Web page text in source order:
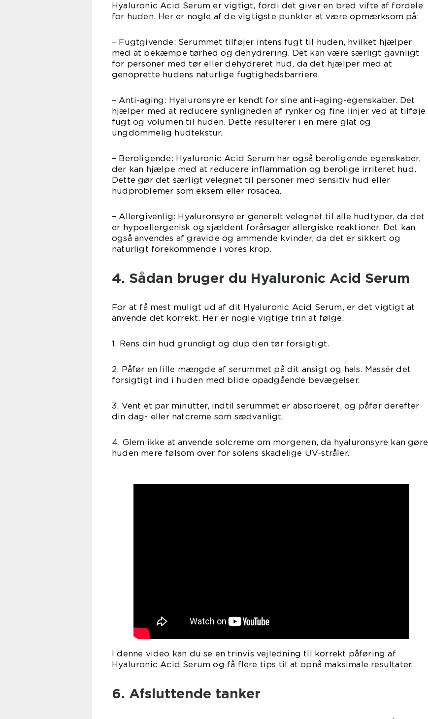
Hyaluronic Acid Serum er vigtigt, fordi det giver en bred vifte af fordele
for huden. Her er nogle af de vigtigste punkter at være opmærksom på:
– Fugtgivende: Serummet tilføjer intens fugt til huden, hvilket hjælper
med at bekæmpe tørhed og dehydrering. Det kan være særligt gavnligt
for personer med tør eller dehydreret hud, da det hjælper med at
genoprette hudens naturlige fugtighedsbarriere.
– Anti-aging: Hyaluronsyre er kendt for sine anti-aging-egenskaber. Det
hjælper med at reducere synligheden af rynker og fine linjer ved at tilføje
fugt og volumen til huden. Dette resulterer i en mere glat og
ungdommelig hudtekstur.
– Beroligende: Hyaluronic Acid Serum har også beroligende egenskaber,
der kan hjælpe med at reducere inflammation og berolige irriteret hud.
Dette gør det særligt velegnet til personer med sensitiv hud eller
hudproblemer som eksem eller rosacea.
– Allergivenlig: Hyaluronsyre er generelt velegnet til alle hudtyper, da det
er hypoallergenisk og sjældent forårsager allergiske reaktioner. Det kan
også anvendes af gravide og ammende kvinder, da det er sikkert og
naturligt forekommende i vores krop.
4. Sådan bruger du Hyaluronic Acid Serum
For at få mest muligt ud af dit Hyaluronic Acid Serum, er det vigtigt at
anvende det korrekt. Her er nogle vigtige trin at følge:
1. Rens din hud grundigt og dup den tør forsigtigt.
2. Påfør en lille mængde af serummet på dit ansigt og hals. Massér det
forsigtigt ind i huden med blide opadgående bevægelser.
3. Vent et par minutter, indtil serummet er absorberet, og påfør derefter
din dag- eller natcreme som sædvanligt.
4. Glem ikke at anvende solcreme om morgenen, da hyaluronsyre kan gøre
huden mere følsom over for solens skadelige UV-stråler.
I denne video kan du se en trinvis vejledning til korrekt påføring af
Hyaluronic Acid Serum og få flere tips til at opnå maksimale resultater.
6. Afsluttende tanker